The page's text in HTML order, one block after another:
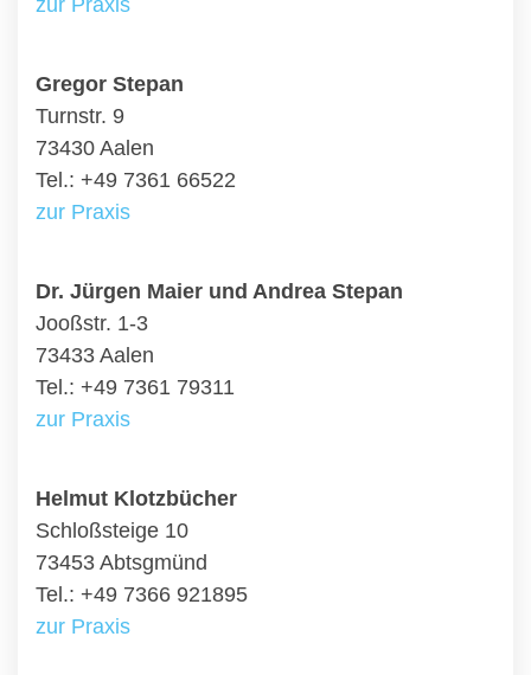
zur Praxis
Gregor Stepan
Turnstr. 9
73430 Aalen
Tel.: +49 7361 66522
zur Praxis
Dr. Jürgen Maier und Andrea Stepan
Jooßstr. 1-3
73433 Aalen
Tel.: +49 7361 79311
zur Praxis
Helmut Klotzbücher
Schloßsteige 10
73453 Abtsgmünd
Tel.: +49 7366 921895
zur Praxis